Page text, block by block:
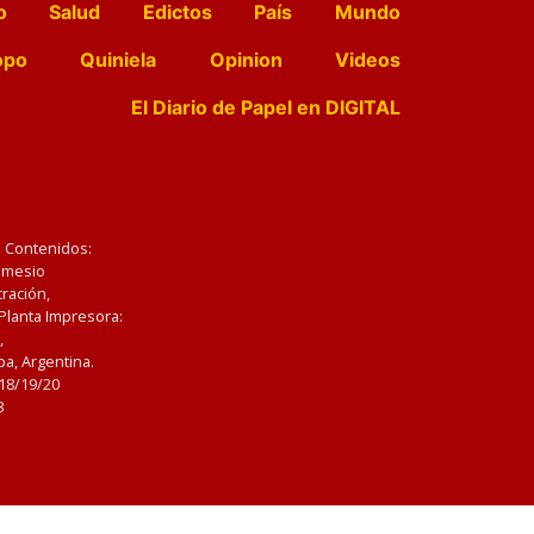
Salud Edictos País
Mundo
Quiniela Opinion
Videos
El Diario de Papel en DIGITAL
Impresora:
Argentina.
19/20